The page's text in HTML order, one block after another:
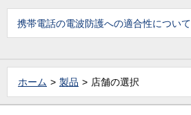
携帯電話の電波防護への適合性について
ホーム 製品 店舗の選択